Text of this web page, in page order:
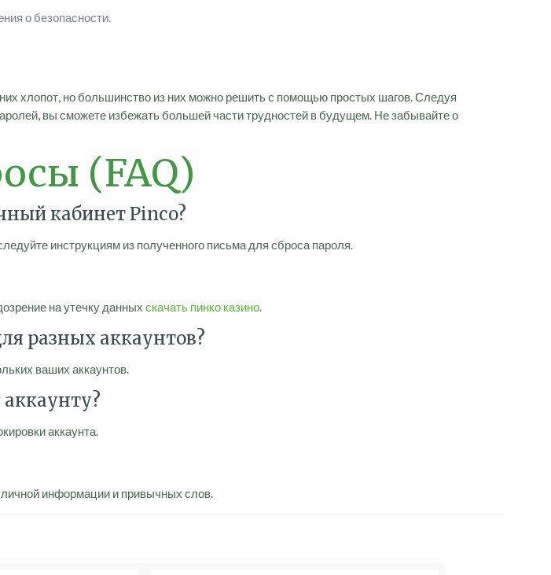
о безопасности.
хлопот, но большинство из них можно решить с помощью простых шагов. Следуя
вы сможете избежать большей части трудностей в будущем. Не забывайте о
(FAQ)
кабинет Pinco?
инструкциям из полученного письма для сброса пароля.
на утечку данныхскачать пинко казино.
разных аккаунтов?
ваших аккаунтов.
аккаунта.
информации и привычных слов.